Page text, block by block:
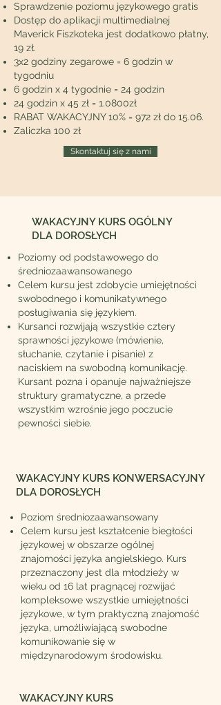
Sprawdzenie poziomu językowego gratis
Dostęp do aplikacji multimedialnej
Maverick Fiszkoteka jest dodatkowo płatny,
19 zł.
3x2 godziny zegarowe = 6 godzin w
tygodniu
6 godzin x 4 tygodnie = 24 godzin
24 godzin x 45 zł = 1.0800zł
RABAT WAKACYJNY 10% = 972 zł do 15.06.
Zaliczka 100 zł
Skontaktuj się z nami
WAKACYJNY KURS OGÓLNY
DLA DOROSŁYCH
Poziomy od podstawowego do
średniozaawansowanego
Celem kursu jest zdobycie umiejętności
swobodnego i komunikatywnego
posługiwania się językiem.
Kursanci rozwijają wszystkie cztery
sprawności językowe (mówienie,
słuchanie, czytanie i pisanie) z
naciskiem na swobodną komunikację.
Kursant pozna i opanuje najważniejsze
struktury gramatyczne, a przede
wszystkim wzrośnie jego poczucie
pewności siebie.
WAKACYJNY KURS KONWERSACYJNY
DLA DOROSŁYCH
Poziom średniozaawansowany
Celem kursu jest kształcenie biegłości
językowej w obszarze ogólnej
znajomości języka angielskiego. Kurs
przeznaczony jest dla młodzieży w
wieku od 16 lat pragnącej rozwijać
kompleksowe wszystkie umiejętności
językowe, w tym praktyczną znajomość
języka, umożliwiającą swobodne
komunikowanie się w
międzynarodowym środowisku.
WAKACYJNY KURS